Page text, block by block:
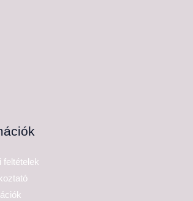
feltételek